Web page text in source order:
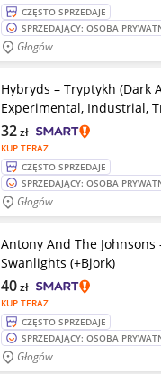
CZĘSTO SPRZEDAJE
SPRZEDAJĄCY: OSOBA
Głogów
Hybryds – Tryptykh (Dark
Experimental, Industrial,
KUP TERAZ
32zł
CZĘSTO SPRZEDAJE
SPRZEDAJĄCY: OSOBA
Głogów
Antony And The Johnsons
Swanlights (+Bjork)
KUP TERAZ
40zł
CZĘSTO SPRZEDAJE
SPRZEDAJĄCY: OSOBA
Głogów